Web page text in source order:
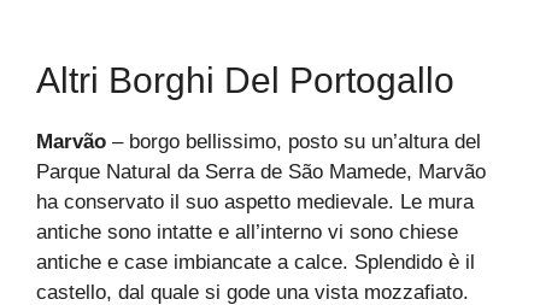
Altri Borghi Del Portogallo
Marvão – borgo bellissimo, posto su un’altura del
Parque Natural da Serra de São Mamede, Marvão
ha conservato il suo aspetto medievale. Le mura
antiche sono intatte e all’interno vi sono chiese
antiche e case imbiancate a calce. Splendido è il
castello, dal quale si gode una vista mozzafiato.